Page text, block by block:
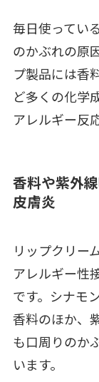
毎日使ってい
のかぶれの原
プ製品には香
ど多くの化学
アレルギー反
香料や紫外
皮膚炎
リップクリー
アレルギー性
です。シナモ
香料のほか、
も口周りのか
います。